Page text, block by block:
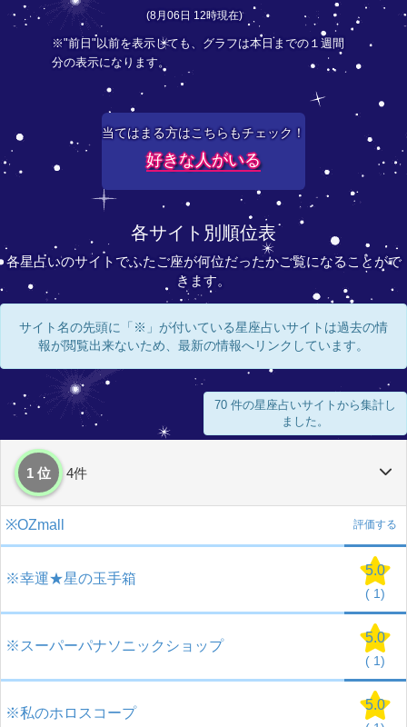
(8月06日 12時現在)
※"前日"以前を表示しても、グラフは本日までの１週間
分の表示になります。
当てはまる方はこちらもチェック！
好きな人がいる
各サイト別順位表
各星占いのサイトでふたご座が何位だったかご覧になることがで
きます。
サイト名の先頭に「※」が付いている星座占いサイトは過去の情
報が閲覧出来ないため、最新の情報へリンクしています。
70 件の星座占いサイトから集計し
ました。
1 位 4件
※OZmall 評価する
※幸運★星の玉手箱
5.0
( 1)
※スーパーパナソニックショップ
5.0
( 1)
※私のホロスコープ
5.0